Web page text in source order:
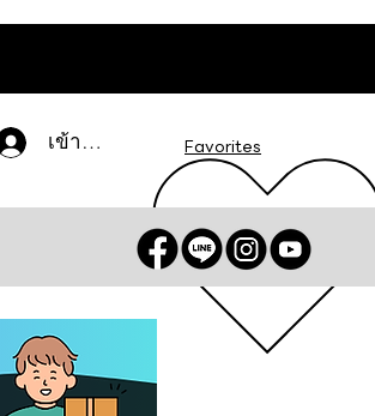
เข้าสู่ระบบ Favorites